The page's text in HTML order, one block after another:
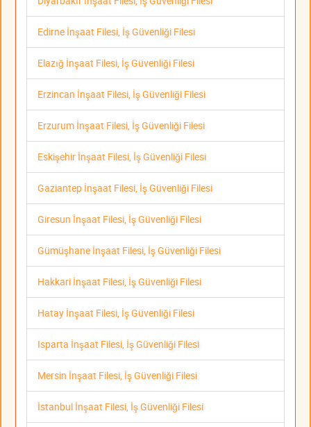
Edirne İnşaat Filesi, İş Güvenliği Filesi
Elazığ İnşaat Filesi, İş Güvenliği Filesi
Erzincan İnşaat Filesi, İş Güvenliği Filesi
Erzurum İnşaat Filesi, İş Güvenliği Filesi
Eskişehir İnşaat Filesi, İş Güvenliği Filesi
Gaziantep İnşaat Filesi, İş Güvenliği Filesi
Giresun İnşaat Filesi, İş Güvenliği Filesi
Gümüşhane İnşaat Filesi, İş Güvenliği Filesi
Hakkari İnşaat Filesi, İş Güvenliği Filesi
Hatay İnşaat Filesi, İş Güvenliği Filesi
Isparta İnşaat Filesi, İş Güvenliği Filesi
Mersin İnşaat Filesi, İş Güvenliği Filesi
İstanbul İnşaat Filesi, İş Güvenliği Filesi